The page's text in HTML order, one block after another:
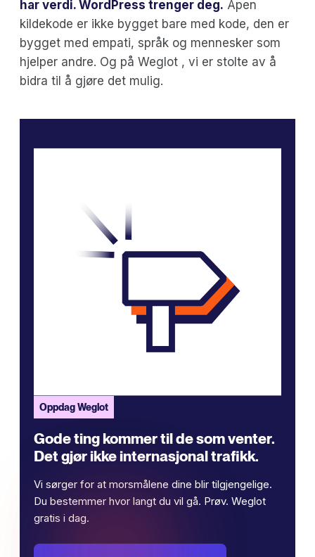
har verdi. WordPress trenger deg. Åpen
kildekode er ikke bygget bare med kode, den er
bygget med empati, språk og mennesker som
hjelper andre. Og på Weglot , vi er stolte av å
bidra til å gjøre det mulig.
Oppdag Weglot
Gode ​​ting kommer til de som venter.
Det gjør ikke internasjonal trafikk.
Vi sørger for at morsmålene dine blir tilgjengelige.
Du bestemmer hvor langt du vil gå. Prøv. Weglot
gratis i dag.